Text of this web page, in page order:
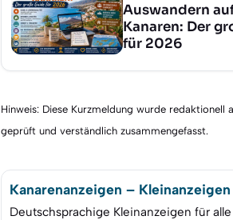
Auswandern
Kanaren: Der
für 2026
Hinweis: Diese Kurzmeldung wurde
geprüft und verständlich zusammengefasst.
Kanarenanzeigen –
Deutschsprachige Kleinanzeigen für